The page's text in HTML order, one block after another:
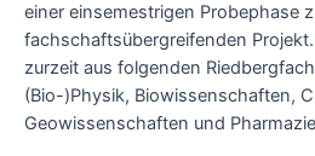
einer einsemestrigen Probephase
fachschaftsübergreifenden
zurzeit aus folgenden
(Bio-)Physik, Biowissenschaften,
Geowissenschaften und